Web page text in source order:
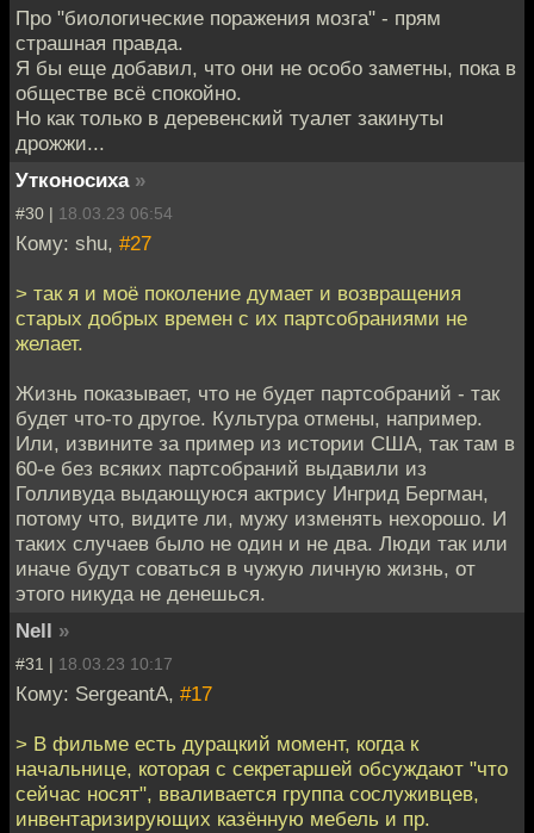
Про "биологические поражения мозга" - прям
страшная правда.
Я бы еще добавил, что они не особо заметны, пока в
обществе всё спокойно.
Но как только в деревенский туалет закинуты
дрожжи...
Утконосиха »
#30 | 18.03.23 06:54
Кому: shu, #27
> так я и моё поколение думает и возвращения
старых добрых времен с их партсобраниями не
желает.
Жизнь показывает, что не будет партсобраний - так
будет что-то другое. Культура отмены, например.
Или, извините за пример из истории США, так там в
60-е без всяких партсобраний выдавили из
Голливуда выдающуюся актрису Ингрид Бергман,
потому что, видите ли, мужу изменять нехорошо. И
таких случаев было не один и не два. Люди так или
иначе будут соваться в чужую личную жизнь, от
этого никуда не денешься.
Nell »
#31 | 18.03.23 10:17
Кому: SergeantA, #17
> В фильме есть дурацкий момент, когда к
начальнице, которая с секретаршей обсуждают "что
сейчас носят", вваливается группа сослуживцев,
инвентаризирующих казённую мебель и пр.